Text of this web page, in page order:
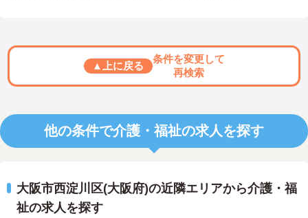
▲上に戻る
条件を変更して
再検索
他の条件で介護・福祉の求人を探す
大阪市西淀川区(大阪府)の近隣エリアから介護・福
祉の求人を探す